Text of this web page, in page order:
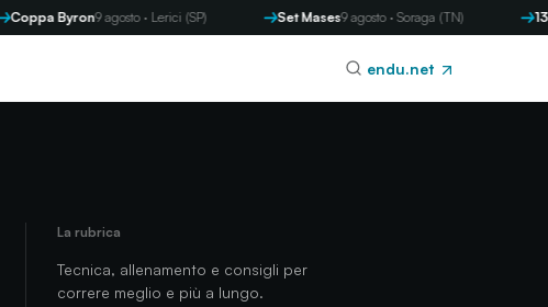
Byron9 agosto · Lerici (SP) Set Mases9 agosto · Soraga (TN) 13
endu.net
La rubrica
Tecnica, allenamento e consigli per
correre meglio e più a lungo.